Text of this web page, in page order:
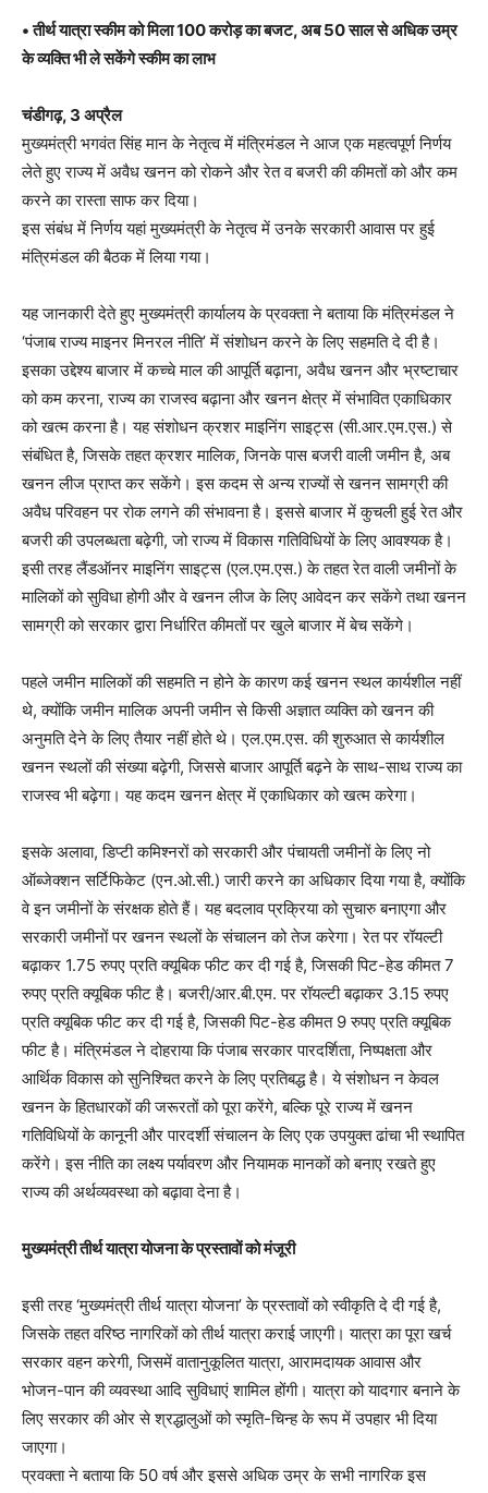
• तीर्थ यात्रा स्कीम को मिला 100 करोड़ का बजट, अब 50 साल से अधिक उम्र
के व्यक्ति भी ले सकेंगे स्कीम का लाभ
चंडीगढ़, 3 अप्रैल
मुख्यमंत्री भगवंत सिंह मान के नेतृत्व में मंत्रिमंडल ने आज एक महत्वपूर्ण निर्णय
लेते हुए राज्य में अवैध खनन को रोकने और रेत व बजरी की कीमतों को और कम
करने का रास्ता साफ कर दिया।
इस संबंध में निर्णय यहां मुख्यमंत्री के नेतृत्व में उनके सरकारी आवास पर हुई
मंत्रिमंडल की बैठक में लिया गया।
यह जानकारी देते हुए मुख्यमंत्री कार्यालय के प्रवक्ता ने बताया कि मंत्रिमंडल ने
‘पंजाब राज्य माइनर मिनरल नीति’ में संशोधन करने के लिए सहमति दे दी है।
इसका उद्देश्य बाजार में कच्चे माल की आपूर्ति बढ़ाना, अवैध खनन और भ्रष्टाचार
को कम करना, राज्य का राजस्व बढ़ाना और खनन क्षेत्र में संभावित एकाधिकार
को खत्म करना है। यह संशोधन क्रशर माइनिंग साइट्स (सी.आर.एम.एस.) से
संबंधित है, जिसके तहत क्रशर मालिक, जिनके पास बजरी वाली जमीन है, अब
खनन लीज प्राप्त कर सकेंगे। इस कदम से अन्य राज्यों से खनन सामग्री की
अवैध परिवहन पर रोक लगने की संभावना है। इससे बाजार में कुचली हुई रेत और
बजरी की उपलब्धता बढ़ेगी, जो राज्य में विकास गतिविधियों के लिए आवश्यक है।
इसी तरह लैंडऑनर माइनिंग साइट्स (एल.एम.एस.) के तहत रेत वाली जमीनों के
मालिकों को सुविधा होगी और वे खनन लीज के लिए आवेदन कर सकेंगे तथा खनन
सामग्री को सरकार द्वारा निर्धारित कीमतों पर खुले बाजार में बेच सकेंगे।
पहले जमीन मालिकों की सहमति न होने के कारण कई खनन स्थल कार्यशील नहीं
थे, क्योंकि जमीन मालिक अपनी जमीन से किसी अज्ञात व्यक्ति को खनन की
अनुमति देने के लिए तैयार नहीं होते थे। एल.एम.एस. की शुरुआत से कार्यशील
खनन स्थलों की संख्या बढ़ेगी, जिससे बाजार आपूर्ति बढ़ने के साथ-साथ राज्य का
राजस्व भी बढ़ेगा। यह कदम खनन क्षेत्र में एकाधिकार को खत्म करेगा।
इसके अलावा, डिप्टी कमिश्नरों को सरकारी और पंचायती जमीनों के लिए नो
ऑब्जेक्शन सर्टिफिकेट (एन.ओ.सी.) जारी करने का अधिकार दिया गया है, क्योंकि
वे इन जमीनों के संरक्षक होते हैं। यह बदलाव प्रक्रिया को सुचारु बनाएगा और
सरकारी जमीनों पर खनन स्थलों के संचालन को तेज करेगा। रेत पर रॉयल्टी
बढ़ाकर 1.75 रुपए प्रति क्यूबिक फीट कर दी गई है, जिसकी पिट-हेड कीमत 7
रुपए प्रति क्यूबिक फीट है। बजरी/आर.बी.एम. पर रॉयल्टी बढ़ाकर 3.15 रुपए
प्रति क्यूबिक फीट कर दी गई है, जिसकी पिट-हेड कीमत 9 रुपए प्रति क्यूबिक
फीट है। मंत्रिमंडल ने दोहराया कि पंजाब सरकार पारदर्शिता, निष्पक्षता और
आर्थिक विकास को सुनिश्चित करने के लिए प्रतिबद्ध है। ये संशोधन न केवल
खनन के हितधारकों की जरूरतों को पूरा करेंगे, बल्कि पूरे राज्य में खनन
गतिविधियों के कानूनी और पारदर्शी संचालन के लिए एक उपयुक्त ढांचा भी स्थापित
करेंगे। इस नीति का लक्ष्य पर्यावरण और नियामक मानकों को बनाए रखते हुए
राज्य की अर्थव्यवस्था को बढ़ावा देना है।
मुख्यमंत्री तीर्थ यात्रा योजना के प्रस्तावों को मंजूरी
इसी तरह ‘मुख्यमंत्री तीर्थ यात्रा योजना’ के प्रस्तावों को स्वीकृति दे दी गई है,
जिसके तहत वरिष्ठ नागरिकों को तीर्थ यात्रा कराई जाएगी। यात्रा का पूरा खर्च
सरकार वहन करेगी, जिसमें वातानुकूलित यात्रा, आरामदायक आवास और
भोजन-पान की व्यवस्था आदि सुविधाएं शामिल होंगी। यात्रा को यादगार बनाने के
लिए सरकार की ओर से श्रद्धालुओं को स्मृति-चिन्ह के रूप में उपहार भी दिया
जाएगा।
प्रवक्ता ने बताया कि 50 वर्ष और इससे अधिक उम्र के सभी नागरिक इस